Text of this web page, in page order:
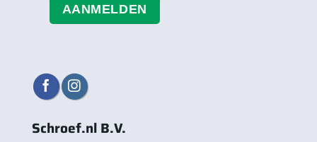
AANMELDEN
Schroef.nl B.V.